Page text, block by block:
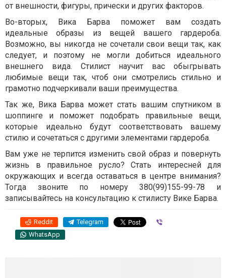
от внешности, фигуры, прически и других факторов.
Во-вторых, Вика Барва поможет вам создать
идеальные образы из вещей вашего гардероба.
Возможно, вы никогда не сочетали свои вещи так, как
следует, и поэтому не могли добиться идеального
внешнего вида. Стилист научит вас обыгрывать
любимые вещи так, чтоб они смотрелись стильно и
грамотно подчеркивали ваши преимущества.
Так же, Вика Барва может стать вашим спутником в
шоппинге и поможет подобрать правильные вещи,
которые идеально будут соответствовать вашему
стилю и сочетаться с другими элементами гардероба.
Вам уже не терпится изменить свой образ и повернуть
жизнь в правильное русло? Стать интересней для
окружающих и всегда оставаться в центре внимания?
Тогда звоните по номеру 380(99)155-99-78 и
записывайтесь на консультацию к стилисту Вике Барва.
Reddit Telegram
WhatsApp